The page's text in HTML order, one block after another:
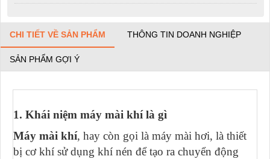
CHI TIẾT VỀ SẢN PHẨM THÔNG TIN DOANH NGHIỆP
SẢN PHẨM GỢI Ý
1. Khái niệm máy mài khí là gì
Máy mài khí, hay còn gọi là máy mài hơi, là thiết
bị cơ khí sử dụng khí nén để tạo ra chuyển động